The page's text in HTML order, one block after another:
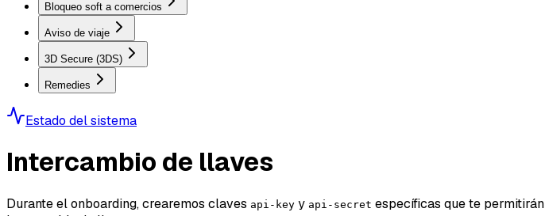
Bloqueo soft a comercios
Aviso de viaje
3D Secure (3DS)
Remedies
Estado del sistema
Intercambio de llaves
Durante el onboarding, crearemos claves api-key y api-secret específicas que te permitirán